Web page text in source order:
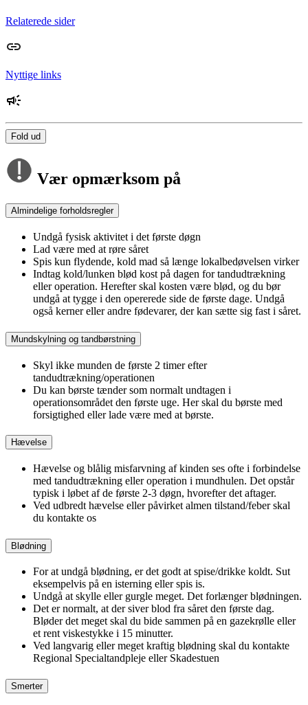
Relaterede sider
Nyttige links
Fold ud
Vær opmærksom på
Almindelige forholdsregler
Undgå fysisk aktivitet i det første døgn
Lad være med at røre såret
Spis kun flydende, kold mad så længe lokalbedøvelsen virker
Indtag kold/lunken blød kost på dagen for tandudtrækning
eller operation. Herefter skal kosten være blød, og du bør
undgå at tygge i den opererede side de første dage. Undgå
også kerner eller andre fødevarer, der kan sætte sig fast i såret.
Mundskylning og tandbørstning
Skyl ikke munden de første 2 timer efter
tandudtrækning/operationen
Du kan børste tænder som normalt undtagen i
operationsområdet den første uge. Her skal du børste med
forsigtighed eller lade være med at børste.
Hævelse
Hævelse og blålig misfarvning af kinden ses ofte i forbindelse
med tandudtrækning eller operation i mundhulen. Det opstår
typisk i løbet af de første 2-3 døgn, hvorefter det aftager.
Ved udbredt hævelse eller påvirket almen tilstand/feber skal
du kontakte os
Blødning
For at undgå blødning, er det godt at spise/drikke koldt. Sut
eksempelvis på en isterning eller spis is.
Undgå at skylle eller gurgle meget. Det forlænger blødningen.
Det er normalt, at der siver blod fra såret den første dag.
Bløder det meget skal du bide sammen på en gazekrølle eller
et rent viskestykke i 15 minutter.
Ved langvarig eller meget kraftig blødning skal du kontakte
Regional Specialtandpleje eller Skadestuen
Smerter